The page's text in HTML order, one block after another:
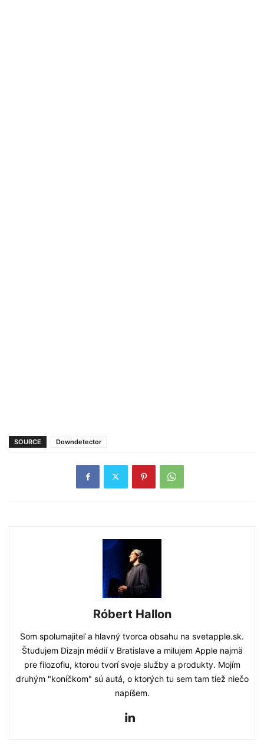
SOURCE Downdetector
Róbert Hallon
Som spolumajiteľ a hlavný tvorca obsahu na svetapple.sk.
Študujem Dizajn médií v Bratislave a milujem Apple najmä
pre filozofiu, ktorou tvorí svoje služby a produkty. Mojím
druhým "koníčkom" sú autá, o ktorých tu sem tam tiež niečo
napíšem.